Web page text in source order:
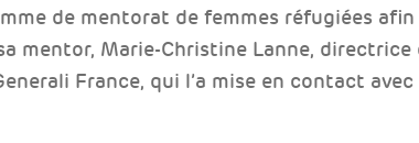
de mentorat de femmes réfugiées afin
mentor, Marie-Christine Lanne,
France, qui l’a mise en contact avec